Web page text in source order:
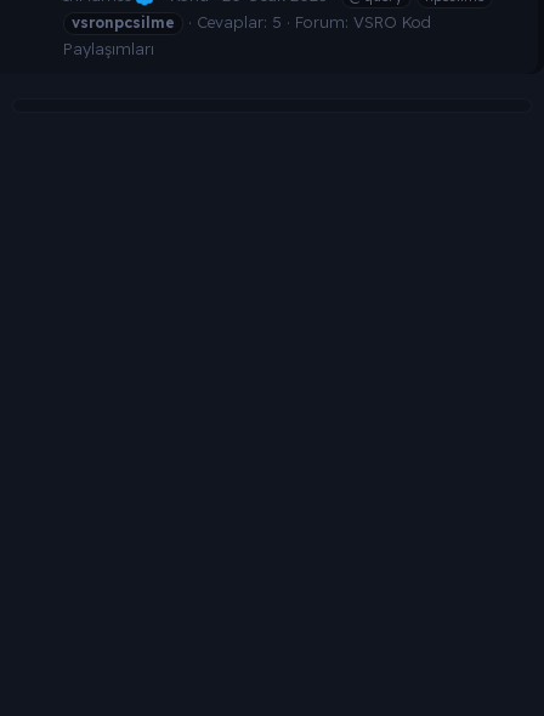
vsronpcsilme
Cevaplar: 5 Forum: VSRO Kod
Paylaşımları